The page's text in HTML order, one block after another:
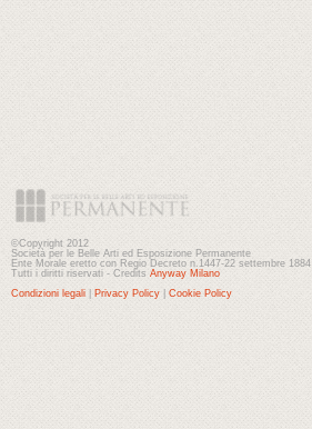
©Copyright 2012
Società per le Belle Arti ed Esposizione Permanente
Ente Morale eretto con Regio Decreto n.1447-22 settembre 1884
Tutti i diritti riservati - Credits Anyway Milano
Condizioni legali
Privacy Policy Cookie Policy